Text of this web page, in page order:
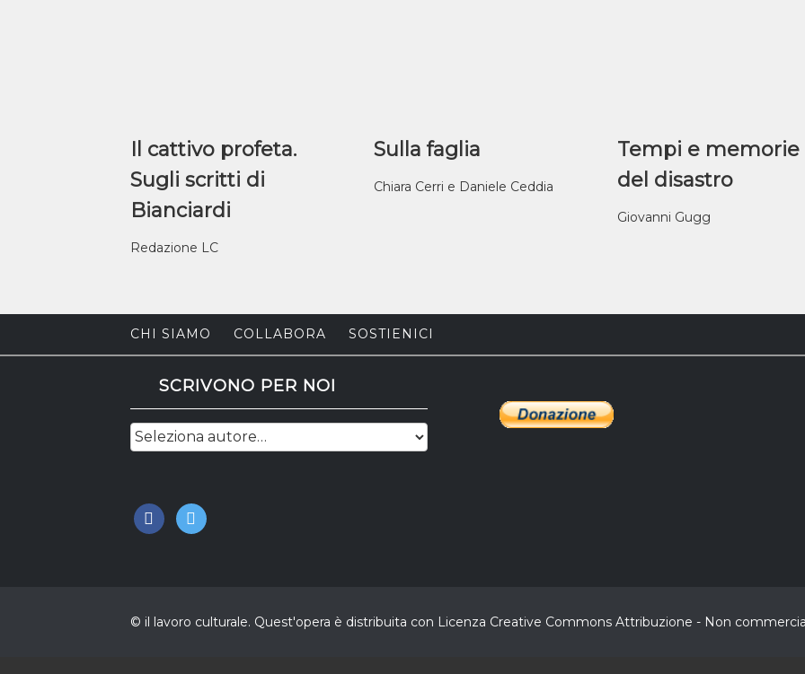
Il cattivo profeta.
Sugli scritti di
Bianciardi
Redazione LC
Sulla faglia
Chiara Cerri e Daniele Ceddia
Tempi e memorie
del disastro
Giovanni Gugg
CHI SIAMO COLLABORA SOSTIENICI
SCRIVONO PER NOI
facebook
twitter
© il lavoro culturale. Quest'opera è distribuita con Licenza Creative Commons Attribuzione - Non